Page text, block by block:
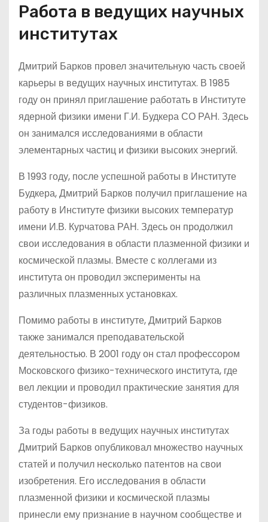
Работа в ведущих научных
институтах
Дмитрий Барков провел значительную часть своей
карьеры в ведущих научных институтах. В 1985
году он принял приглашение работать в Институте
ядерной физики имени Г.И. Будкера СО РАН. Здесь
он занимался исследованиями в области
элементарных частиц и физики высоких энергий.
В 1993 году, после успешной работы в Институте
Будкера, Дмитрий Барков получил приглашение на
работу в Институте физики высоких температур
имени И.В. Курчатова РАН. Здесь он продолжил
свои исследования в области плазменной физики и
космической плазмы. Вместе с коллегами из
института он проводил эксперименты на
различных плазменных установках.
Помимо работы в институте, Дмитрий Барков
также занимался преподавательской
деятельностью. В 2001 году он стал профессором
Московского физико-технического института, где
вел лекции и проводил практические занятия для
студентов-физиков.
За годы работы в ведущих научных институтах
Дмитрий Барков опубликовал множество научных
статей и получил несколько патентов на свои
изобретения. Его исследования в области
плазменной физики и космической плазмы
принесли ему признание в научном сообществе и